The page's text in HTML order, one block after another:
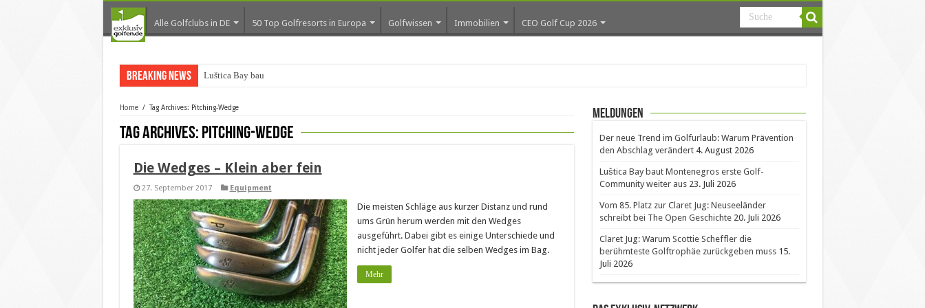
Alle Golfclubs in DE 50 Top Golfresorts in Europa Golfwissen Immobilien CEO Golf Cup 2026
Breaking News Luštica Bay baut Monteneg
Home / Tag Archives: Pitching-Wedge
Tag Archives: Pitching-Wedge
Die Wedges – Klein aber fein
27. September 2017 Equipment
Die meisten Schläge aus kurzer Distanz und rund
ums Grün herum werden mit den Wedges
ausgeführt. Dabei gibt es einige Unterschiede und
nicht jeder Golfer hat die selben Wedges im Bag.
Mehr
Meldungen
Der neue Trend im Golfurlaub: Warum Prävention
den Abschlag verändert 4. August 2026
Luštica Bay baut Montenegros erste Golf-
Community weiter aus 23. Juli 2026
Vom 85. Platz zur Claret Jug: Neuseeländer
schreibt bei The Open Geschichte 20. Juli 2026
Claret Jug: Warum Scottie Scheffler die
berühmteste Golftrophäe zurückgeben muss 15.
Juli 2026